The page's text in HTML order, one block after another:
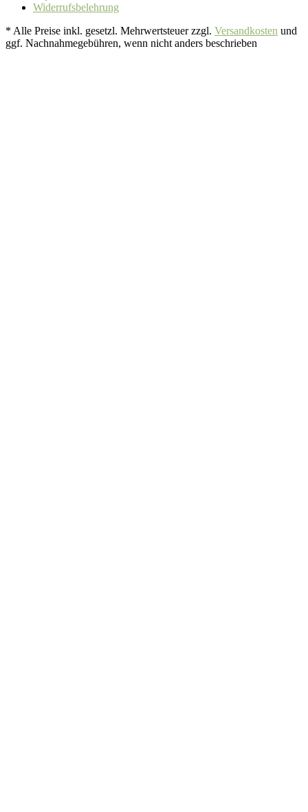
Widerrufsbelehrung
* Alle Preise inkl. gesetzl. Mehrwertsteuer zzgl. Versandkosten und
ggf. Nachnahmegebühren, wenn nicht anders beschrieben